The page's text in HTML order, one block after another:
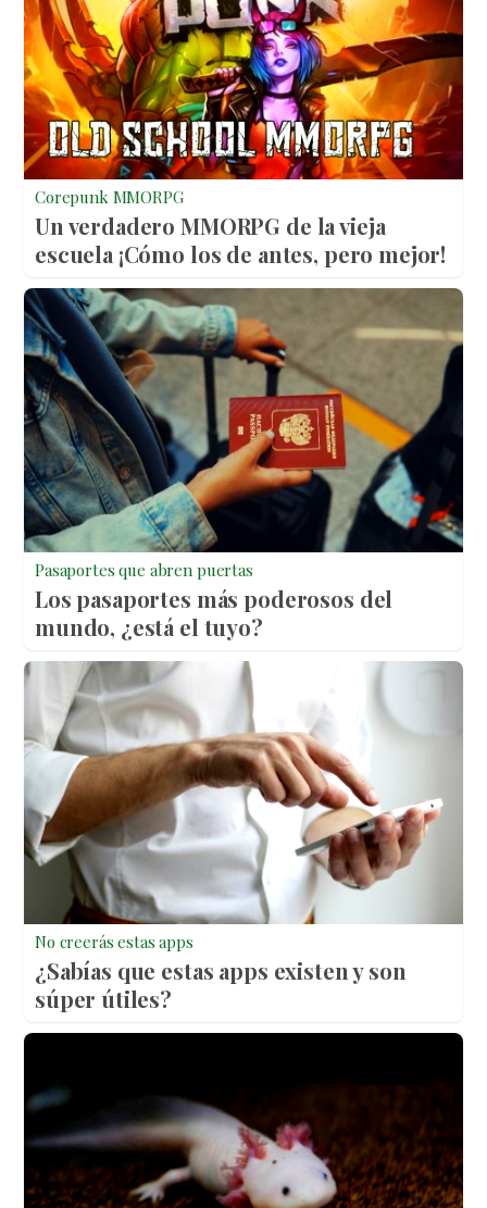
Corepunk MMORPG
Un verdadero MMORPG de la vieja
escuela ¡Cómo los de antes, pero mejor!
Pasaportes que abren puertas
Los pasaportes más poderosos del
mundo, ¿está el tuyo?
No creerás estas apps
¿Sabías que estas apps existen y son
súper útiles?